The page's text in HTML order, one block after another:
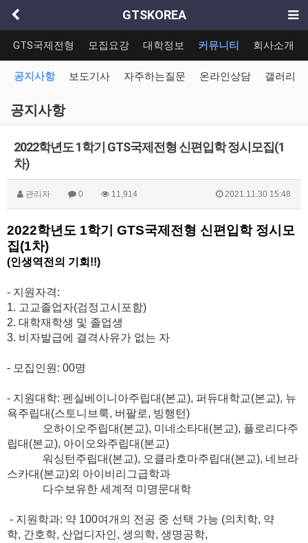
GTSKOREA
GTS국제전형 모집요강 대학정보 커뮤니티 회사소개
공지사항 보도기사 자주하는질문 온라인상담 갤러리
공지사항
2022학년도 1학기 GTS국제전형 신편입학 정시모집(1
차)
관리자 0 11,914 2021.11.30 15:48
2022학년도 1학기 GTS국제전형 신편입학 정시모
집(1차)
(인생역전의 기회!!)
- 지원자격:
1. 고교졸업자(검정고시포함)
2. 대학재학생 및 졸업생
3. 비자발급에 결격사유가 없는 자
- 모집인원 : 00명
- 지원대학: 펜실베이니아주립대 (본교), 퍼듀대학교(본교), 뉴
욕주립대 (스토니브룩, 버팔로, 빙행턴)
오하이오주립대 (본교), 미네소타대 (본교), 플로리다주
립대 (본교), 아이오와주립대 (본교)
워싱턴주립대 (본교), 오클라호마주립대 (본교), 네브라
스카대 (본교)외 아이비리그급학과
다수보유한 세계적 미명문대학
- 지원학과: 약 100여개의 전공 중 선택 가능 (의치학, 약
학, 간호학, 산업디자인, 생의학, 생명공학,